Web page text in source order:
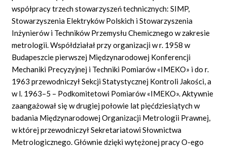
współpracy trzech stowarzyszeń technicznych: SIMP,
Stowarzyszenia Elektryków Polskich i Stowarzyszenia
Inżynierów i Techników Przemysłu Chemicznego w zakresie
metrologii. Współdziałał przy organizacji w r. 1958 w
Budapeszcie pierwszej Międzynarodowej Konferencji
Mechaniki Precyzyjnej i Techniki Pomiarów «IMEKO» i do r.
1963 przewodniczył Sekcji Statystycznej Kontroli Jakości, a
w l. 1963–5 – Podkomitetowi Pomiarów «IMEKO». Aktywnie
zaangażował się w drugiej połowie lat pięćdziesiątych w
badania Międzynarodowej Organizacji Metrologii Prawnej,
w której przewodniczył Sekretariatowi Słownictwa
Metrologicznego. Głównie dzięki wytężonej pracy O-ego